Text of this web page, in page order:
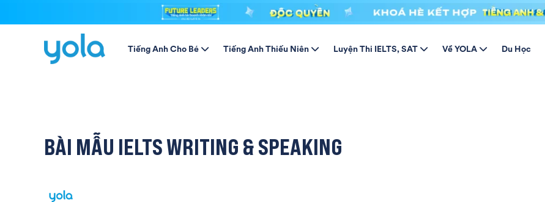
Tiếng Anh Cho Bé Tiếng Anh Thiếu Niên Luyện Thi IELTS, SAT Về YOLA Du Học
BÀI MẪU IELTS WRITING & SPEAKING